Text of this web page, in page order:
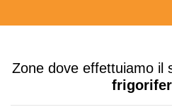
Zone dove effettuiamo il